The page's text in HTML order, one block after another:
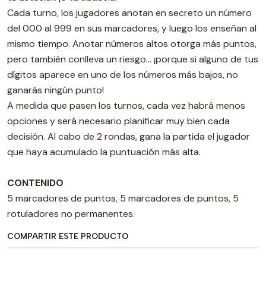
Cada turno, los jugadores anotan en secreto un número
del 000 al 999 en sus marcadores, y luego los enseñan al
mismo tiempo. Anotar números altos otorga más puntos,
pero también conlleva un riesgo… ¡porque si alguno de tus
dígitos aparece en uno de los números más bajos, no
ganarás ningún punto!
A medida que pasen los turnos, cada vez habrá menos
opciones y será necesario planificar muy bien cada
decisión. Al cabo de 2 rondas, gana la partida el jugador
que haya acumulado la puntuación más alta.
CONTENIDO
5 marcadores de puntos, 5 marcadores de puntos, 5
rotuladores no permanentes.
COMPARTIR ESTE PRODUCTO